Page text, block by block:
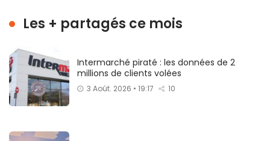
Les + partagés ce mois
Intermarché piraté : les données de 2
millions de clients volées
3 Août. 2026 • 19:17 10